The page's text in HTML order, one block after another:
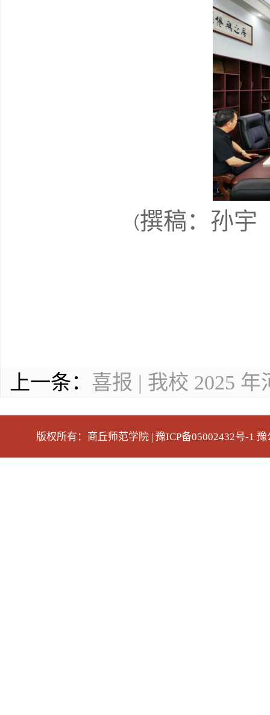
（撰稿：孙宇
上一条： 喜报 | 我校 2025
版权所有：商丘师范学院 | 豫ICP备05002432号-1